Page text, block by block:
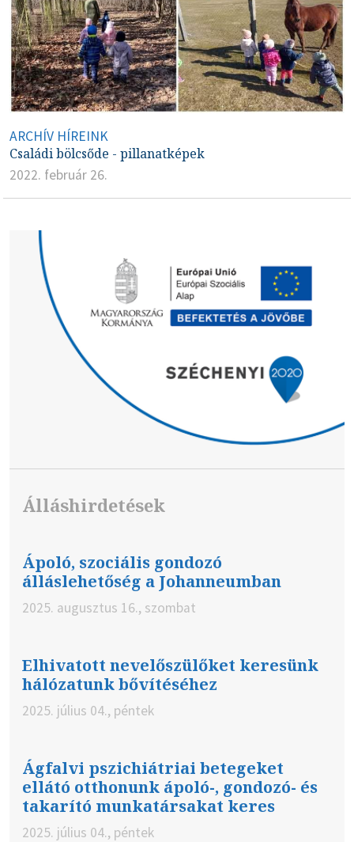
ARCHÍV HÍREINK
Családi bölcsőde - pillanatképek
2022. február 26.
Álláshirdetések
Ápoló, szociális gondozó
álláslehetőség a Johanneumban
2025. augusztus 16., szombat
Elhivatott nevelőszülőket keresünk
hálózatunk bővítéséhez
2025. július 04., péntek
Ágfalvi pszichiátriai betegeket
ellátó otthonunk ápoló-, gondozó- és
takarító munkatársakat keres
2025. július 04., péntek